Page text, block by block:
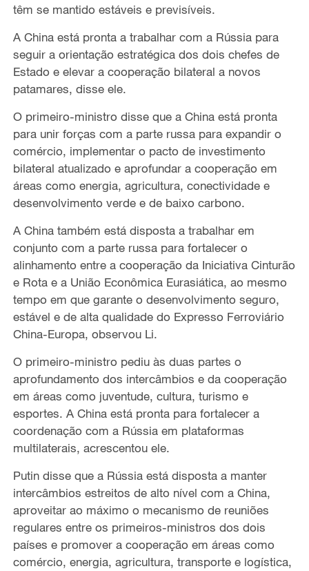
têm se mantido estáveis e previsíveis.
A China está pronta a trabalhar com a Rússia para
seguir a orientação estratégica dos dois chefes de
Estado e elevar a cooperação bilateral a novos
patamares, disse ele.
O primeiro-ministro disse que a China está pronta
para unir forças com a parte russa para expandir o
comércio, implementar o pacto de investimento
bilateral atualizado e aprofundar a cooperação em
áreas como energia, agricultura, conectividade e
desenvolvimento verde e de baixo carbono.
A China também está disposta a trabalhar em
conjunto com a parte russa para fortalecer o
alinhamento entre a cooperação da Iniciativa Cinturão
e Rota e a União Econômica Eurasiática, ao mesmo
tempo em que garante o desenvolvimento seguro,
estável e de alta qualidade do Expresso Ferroviário
China-Europa, observou Li.
O primeiro-ministro pediu às duas partes o
aprofundamento dos intercâmbios e da cooperação
em áreas como juventude, cultura, turismo e
esportes. A China está pronta para fortalecer a
coordenação com a Rússia em plataformas
multilaterais, acrescentou ele.
Putin disse que a Rússia está disposta a manter
intercâmbios estreitos de alto nível com a China,
aproveitar ao máximo o mecanismo de reuniões
regulares entre os primeiros-ministros dos dois
países e promover a cooperação em áreas como
comércio, energia, agricultura, transporte e logística,